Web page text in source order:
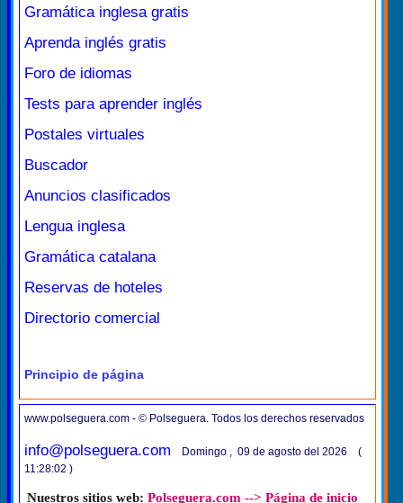
Gramática inglesa gratis
Aprenda inglés gratis
Foro de idiomas
Tests para aprender inglés
Postales virtuales
Buscador
Anuncios clasificados
Lengua inglesa
Gramática catalana
Reservas de hoteles
Directorio comercial
Principio de página
www.polseguera.com - © Polseguera. Todos los derechos reservados
info@polseguera.com
Domingo , 09 de agosto del 2026 (
11:28:02 )
Nuestros sitios web: Polseguera.com --> Página de inicio